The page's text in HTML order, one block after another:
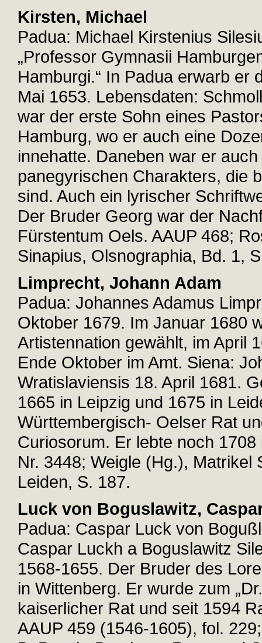
Kirsten, Michael
Padua: Michael Kirstenius
„Professor Gymnasii
Hamburgi.“ In Padua erwarb er
Mai 1653. Lebensdaten:
war der erste Sohn eines
Hamburg, wo er auch eine
innehatte. Daneben war er
panegyrischen Charakters, die
sind. Auch ein lyrischer
Der Bruder Georg war der
Fürstentum Oels. AAUP 468;
Sinapius, Olsnographia, Bd. 1,
Limprecht, Johann Adam
Padua: Johannes Adamus
Oktober 1679. Im Januar 1680
Artistennation gewählt, im April
Ende Oktober im Amt. Siena:
Wratislaviensis 18. April 1681.
1665 in Leipzig und 1675 in
Württembergisch- Oelser Rat
Curiosorum. Er lebte noch
Nr. 3448; Weigle (Hg.), Matrikel
Leiden, S. 187.
Luck von Boguslawitz,
Padua: Caspar Luck von
Caspar Luckh a Boguslawitz
1568-1655. Der Bruder des
in Wittenberg. Er wurde zum
kaiserlicher Rat und seit 1594
AAUP 459 (1546-1605), fol.